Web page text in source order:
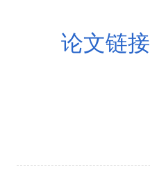
论文链接